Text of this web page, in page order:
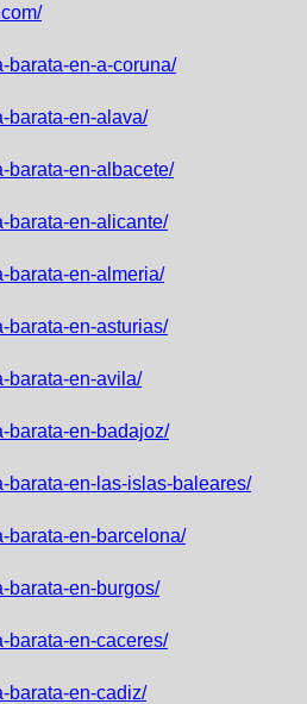
barata-en-a-coruna/
barata-en-alava/
barata-en-albacete/
barata-en-alicante/
barata-en-almeria/
barata-en-asturias/
barata-en-avila/
barata-en-badajoz/
barata-en-las-islas-baleares/
barata-en-barcelona/
barata-en-burgos/
barata-en-caceres/
barata-en-cadiz/